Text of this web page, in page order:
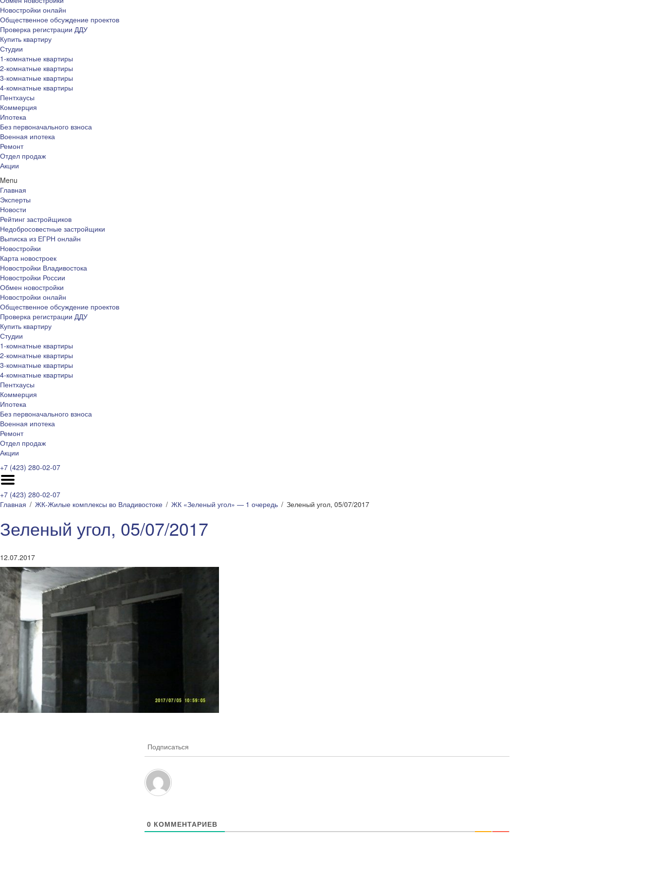
Новостройки онлайн
Общественное обсуждение проектов
Проверка регистрации ДДУ
Купить квартиру
Студии
1-комнатные квартиры
2-комнатные квартиры
3-комнатные квартиры
4-комнатные квартиры
Пентхаусы
Коммерция
Ипотека
Без первоначального взноса
Военная ипотека
Ремонт
Отдел продаж
Акции
Menu
Главная
Эксперты
Новости
Рейтинг застройщиков
Недобросовестные застройщики
Выписка из ЕГРН онлайн
Новостройки
Карта новостроек
Новостройки Владивостока
Новостройки России
Обмен новостройки
Новостройки онлайн
Общественное обсуждение проектов
Проверка регистрации ДДУ
Купить квартиру
Студии
1-комнатные квартиры
2-комнатные квартиры
3-комнатные квартиры
4-комнатные квартиры
Пентхаусы
Коммерция
Ипотека
Без первоначального взноса
Военная ипотека
Ремонт
Отдел продаж
Акции
+7 (423) 280-02-07
+7 (423) 280-02-07
Главная
ЖК-Жилые комплексы во Владивостоке ЖК «Зеленый угол» — 1 очередь Зеленый угол, 05/07/2017
Зеленый угол, 05/07/2017
12.07.2017
Подписаться
0 КОММЕНТАРИЕВ